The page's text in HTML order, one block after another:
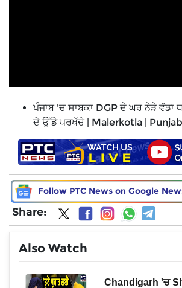
ਪੰਜਾਬ 'ਚ ਸਾਬਕਾ DGP ਦੇ ਘਰ ਨੇੜੇ ਵੱਡਾ
ਦੇ ਉੱਡੇ ਪਰਖੱਚੇ | Malerkotla |
Follow PTC News on Google
Share:
Also Watch
Chandigarh 'ਚ